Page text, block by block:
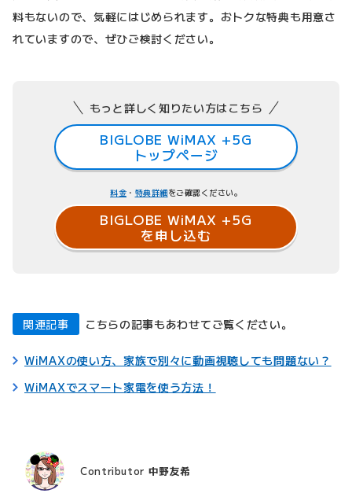
料もないので、気軽にはじめられます。おトクな特典も用意さ
れていますので、ぜひご検討ください。
もっと詳しく知りたい方はこちら
BIGLOBE WiMAX +5G
トップページ
料金 ・ 特典詳細をご確認ください。
BIGLOBE WiMAX +5G
を申し込む
関連記事 こちらの記事もあわせてご覧ください。
WiMAXの使い方、家族で別々に動画視聴しても問題ない？
WiMAXでスマート家電を使う方法！
Contributor 中野友希